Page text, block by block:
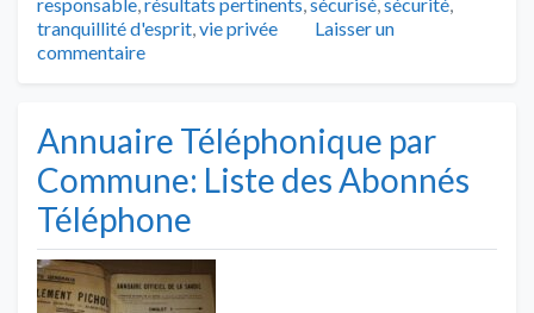
tranquillité d'esprit,vie privée
Laisser un
commentaire
Annuaire Téléphonique par
Commune: Liste des Abonnés
Téléphone